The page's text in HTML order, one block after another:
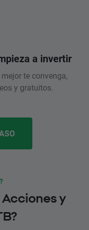
a invertir
te convenga,
y gratuitos.
Acciones y